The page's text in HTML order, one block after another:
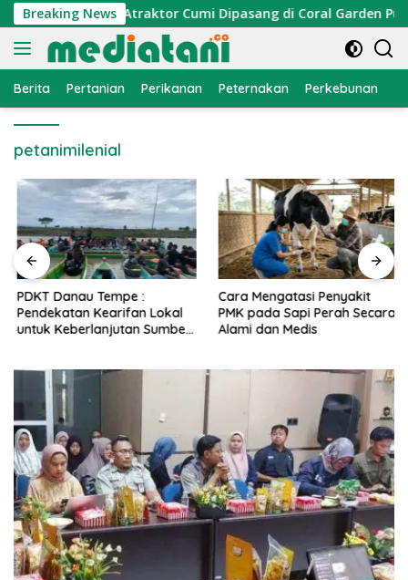
Langsung
ke
konten
Breaking News
Nelayan, Atraktor Cumi Dipasang di Coral Garden Pulau
Berita Pertanian Perikanan Peternakan Perkebunan
petanimilenial
PDKT Danau Tempe :
Pendekatan Kearifan Lokal
untuk Keberlanjutan Sumber
Cara Mengatasi Penyakit
PMK pada Sapi Perah Secara
Alami dan Medis